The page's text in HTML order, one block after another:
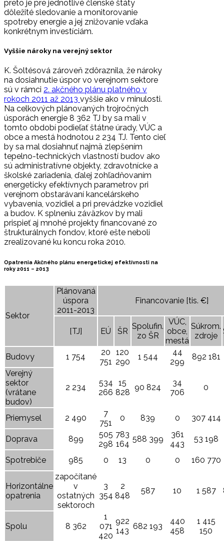
preto je pre jednotlivé členské štáty
dôležité sledovanie a monitorovanie
spotreby energie a jej znižovanie vďaka
konkrétnym investíciám.
Vyššie nároky na verejný sektor
K. Šoltésová zároveň zdôraznila, že nároky
na dosiahnutie úspor vo verejnom sektore
sú v rámci 2. akčného plánu platného v
rokoch 2011 až 2013 vyššie ako v minulosti.
Na celkových plánovaných trojročných
úsporách energie 8 362 TJ by sa mali v
tomto období podieľať štátne úrady, VÚC a
obce a mestá hodnotou 2 234 TJ. Tento cieľ
by sa mal dosiahnuť najmä zlepšením
tepelno-technických vlastností budov ako
sú administratívne objekty, zdravotnícke a
školské zariadenia, ďalej zohľadňovaním
energeticky efektívnych parametrov pri
verejnom obstarávaní kancelárskeho
vybavenia, vozidiel a pri prevádzke vozidiel
a budov. K splneniu záväzkov by mali
prispieť aj mnohé projekty financované zo
štrukturálnych fondov, ktoré ešte neboli
zrealizované ku koncu roka 2010.
Opatrenia Akčného plánu energetickej efektívnosti na
roky 2011 – 2013
Sektor
Plánovaná
úspora
2011-2013
Financovanie [tis. €]
[TJ] EÚ ŠR
Spolufin.
zo ŠR
VÚC,
obce,
mestá
Súkrom.
zdroje
Budovy 1 754
20
751
120
290
1 544
44
299
892 181
Verejný
sektor
(vrátane
budov)
2 234
534
266
15
828
90 824
34
706
0
Priemysel 2 490
7
751
0 839 0 307 414
Doprava 899
505
298
783
164
588 399
361
443
53 198
Spotrebiče 985 0 13 0 0 160 770
Horizontálne
opatrenia
započítané
v
ostatných
sektoroch
3
354
2
848
587 10 1 587
Spolu 8 362
1
071
420
922
143 682 193
440
458
1 415
150